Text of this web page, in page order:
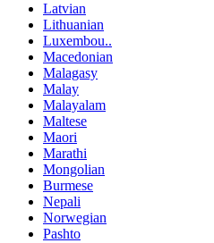
Latvian
Lithuanian
Luxembou..
Macedonian
Malagasy
Malay
Malayalam
Maltese
Maori
Marathi
Mongolian
Burmese
Nepali
Norwegian
Pashto